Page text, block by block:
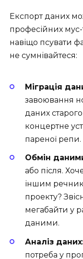
Експорт даних
професійних
навіщо псувати
не сумнівайтеся:
Міграція
завоювання
даних
концертне
пареної репи.
Обмін
або після.
іншим
проекту?
мегабайти у
даними.
Аналіз
потреба у